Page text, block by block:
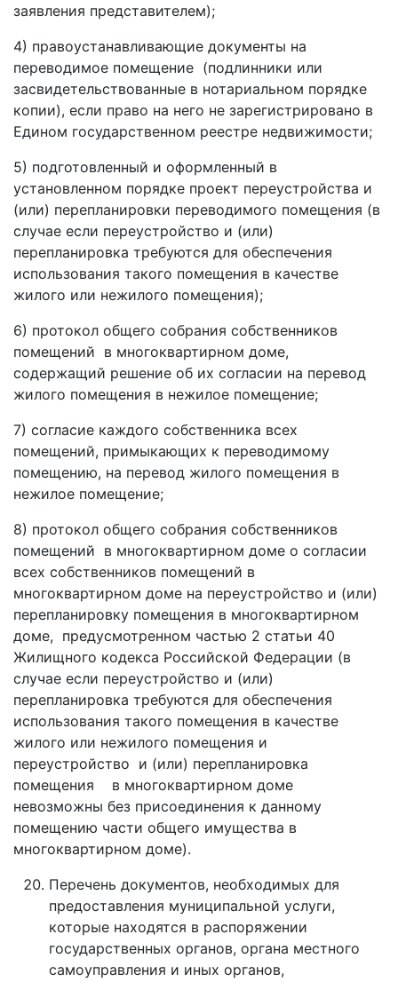
заявления представителем);
4) правоустанавливающие документы на
переводимое помещение (подлинники или
засвидетельствованные в нотариальном порядке
копии), если право на него не зарегистрировано в
Едином государственном реестре недвижимости;
5) подготовленный и оформленный в
установленном порядке проект переустройства и
(или) перепланировки переводимого помещения (в
случае если переустройство и (или)
перепланировка требуются для обеспечения
использования такого помещения в качестве
жилого или нежилого помещения);
6) протокол общего собрания собственников
помещений в многоквартирном доме,
содержащий решение об их согласии на перевод
жилого помещения в нежилое помещение;
7) согласие каждого собственника всех
помещений, примыкающих к переводимому
помещению, на перевод жилого помещения в
нежилое помещение;
8) протокол общего собрания собственников
помещений в многоквартирном доме о согласии
всех собственников помещений в
многоквартирном доме на переустройство и (или)
перепланировку помещения в многоквартирном
доме, предусмотренном частью 2 статьи 40
Жилищного кодекса Российской Федерации (в
случае если переустройство и (или)
перепланировка требуются для обеспечения
использования такого помещения в качестве
жилого или нежилого помещения и
переустройство и (или) перепланировка
помещения в многоквартирном доме
невозможны без присоединения к данному
помещению части общего имущества в
многоквартирном доме).
Перечень документов, необходимых для
предоставления муниципальной услуги,
которые находятся в распоряжении
государственных органов, органа местного
самоуправления и иных органов,